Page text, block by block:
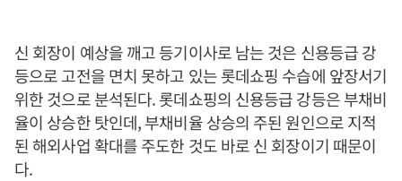
신 회장이 예상을 깨고 등기이사로 남는 것은 신용등급 강
등으로 고전을 면치 못하고 있는 롯데쇼핑 수습에 앞장서기
위한 것으로 분석된다. 롯데쇼핑의 신용등급 강등은 부채비
율이 상승한 탓인데, 부채비율 상승의 주된 원인으로 지적
된 해외사업 확대를 주도한 것도 바로 신 회장이기 때문이
다.